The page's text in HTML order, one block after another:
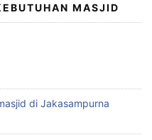
MASJID
di Jakasampurna